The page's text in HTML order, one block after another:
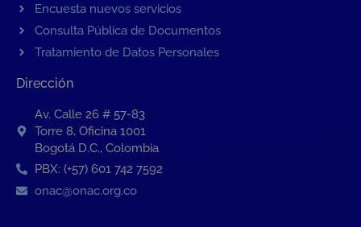
Encuesta nuevos servicios
Consulta Pública de Documentos
Tratamiento de Datos Personales
Dirección
Av. Calle 26 # 57-83
Torre 8, Oficina 1001
Bogotá D.C., Colombia
PBX: (+57) 601 742 7592
onac@onac.org.co